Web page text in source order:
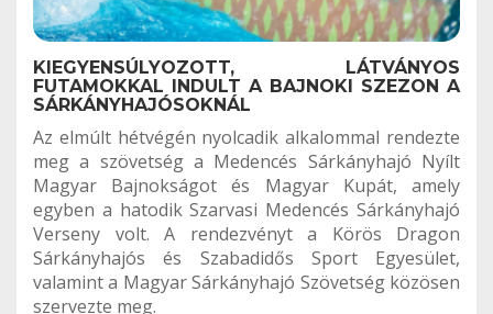
KIEGYENSÚLYOZOTT, LÁTVÁNYOS
FUTAMOKKAL INDULT A BAJNOKI SZEZON A
SÁRKÁNYHAJÓSOKNÁL
Az elmúlt hétvégén nyolcadik alkalommal rendezte
meg a szövetség a Medencés Sárkányhajó Nyílt
Magyar Bajnokságot és Magyar Kupát, amely
egyben a hatodik Szarvasi Medencés Sárkányhajó
Verseny volt. A rendezvényt a Körös Dragon
Sárkányhajós és Szabadidős Sport Egyesület,
valamint a Magyar Sárkányhajó Szövetség közösen
szervezte meg.